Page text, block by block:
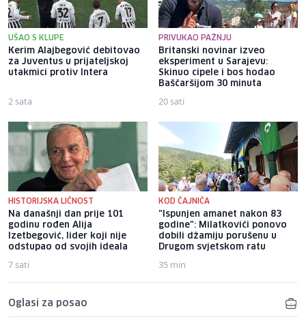
UŠAO S KLUPE
Kerim Alajbegović debitovao
za Juventus u prijateljskoj
utakmici protiv Intera
2 sata
PRIVUKAO PAŽNJU
Britanski novinar izveo
eksperiment u Sarajevu:
Skinuo cipele i bos hodao
Baščaršijom 30 minuta
20 sati
HISTORIJSKA LIČNOST
Na današnji dan prije 101
godinu rođen Alija
Izetbegović, lider koji nije
odstupao od svojih ideala
7 sati
KOD ČAJNIČA
"Ispunjen amanet nakon 83
godine": Milatkovići ponovo
dobili džamiju porušenu u
Drugom svjetskom ratu
35 min
Oglasi za posao